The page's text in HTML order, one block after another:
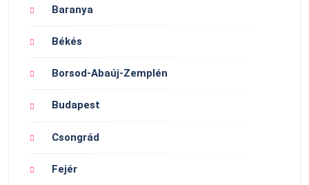
Baranya
Békés
Borsod-Abaúj-Zemplén
Budapest
Csongrád
Fejér